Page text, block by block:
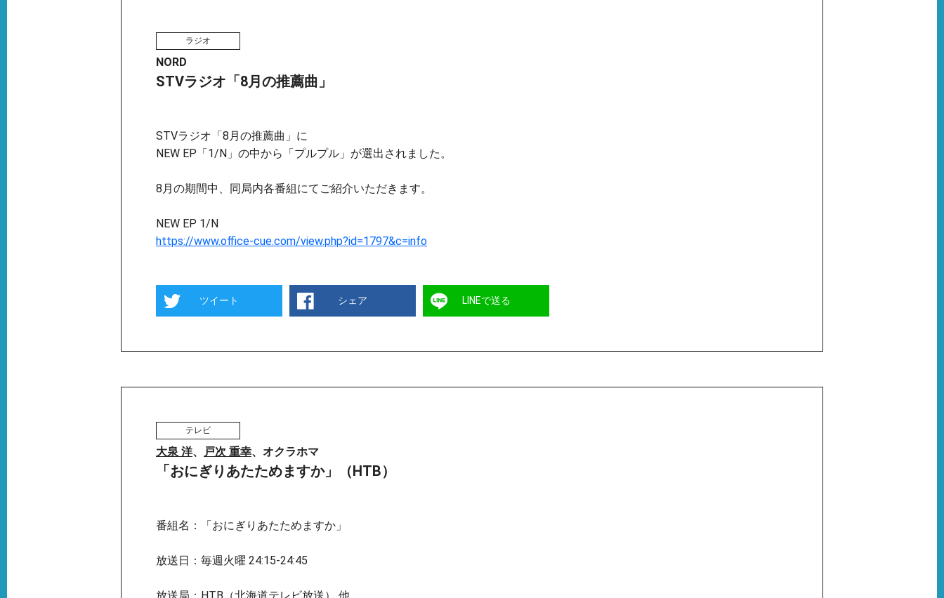
ラジオ
NORD
STVラジオ「8月の推薦曲」
STVラジオ「8月の推薦曲」に
NEW EP「1/N」の中から「プルプル」が選出されました。
8月の期間中、同局内各番組にてご紹介いただきます。
NEW EP 1/N
https://www.office-cue.com/view.php?id=1797&c=info
ツイート シェア LINEで送る
テレビ
大泉 洋、 戸次 重幸、オクラホマ
「おにぎりあたためますか」（HTB）
番組名：「おにぎりあたためますか」
放送日：毎週火曜 24:15-24:45